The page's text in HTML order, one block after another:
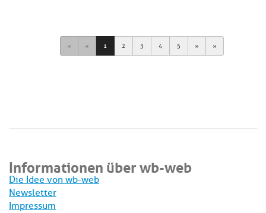
First Previous
1 2 3 4 5 Next Last
Informationen über wb-web
Die Idee von wb-web
Newsletter
Impressum